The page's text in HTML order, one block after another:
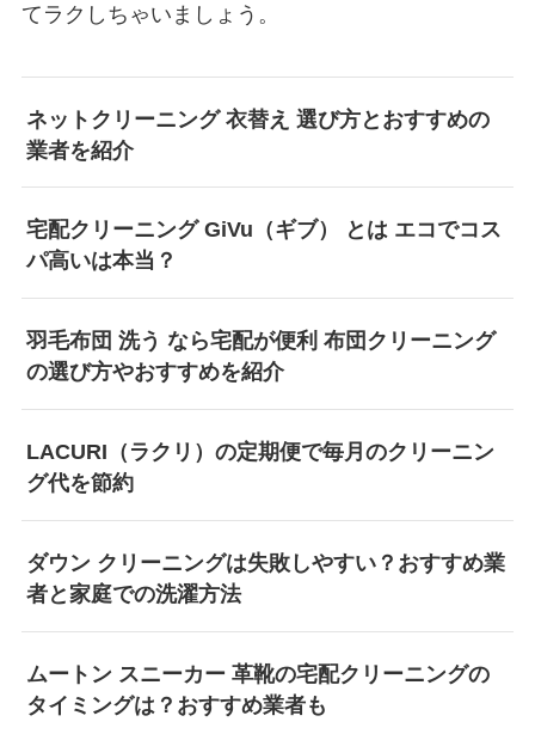
てラクしちゃいましょう。
ネットクリーニング 衣替え 選び方とおすすめの
業者を紹介
宅配クリーニング GiVu（ギブ） とは エコでコス
パ高いは本当？
羽毛布団 洗う なら宅配が便利 布団クリーニング
の選び方やおすすめを紹介
LACURI（ラクリ）の定期便で毎月のクリーニン
グ代を節約
ダウン クリーニングは失敗しやすい？おすすめ業
者と家庭での洗濯方法
ムートン スニーカー 革靴の宅配クリーニングの
タイミングは？おすすめ業者も